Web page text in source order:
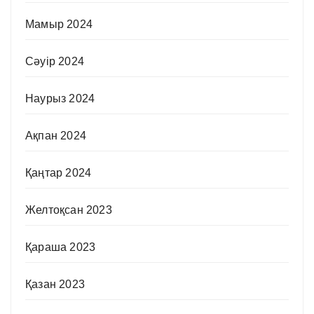
Мамыр 2024
Сәуір 2024
Наурыз 2024
Ақпан 2024
Қаңтар 2024
Желтоқсан 2023
Қараша 2023
Қазан 2023